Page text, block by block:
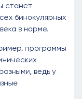
станет
бинокулярных
в норме.
программы
ведь у